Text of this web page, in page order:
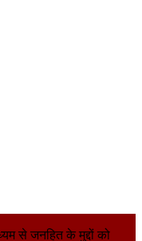
से जनहित के मुद्दों को